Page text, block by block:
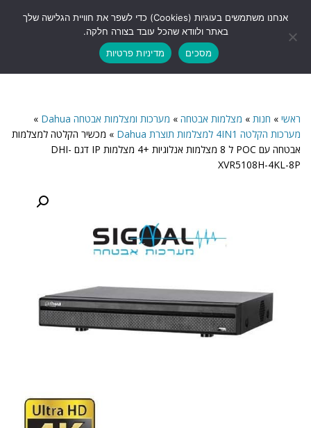
תפריט
ראשי » חנות » מצלמות אבטחה » מערכות ומצלמות אבטחה Dahua
»
מערכות הקלטה 4IN1 למצלמות תוצרת Dahua
» מכשיר הקלטה למצלמות
אבטחה עם POC ל 8 מצלמות אנלוגיות +4 מצלמות IP דגם DHI-
XVR5108H-4KL-8P
אנחנו משתמשים בעוגיות (Cookies) כדי לשפר את חוויית הגלישה שלך
באתר ולוודא שהכל עובד בצורה חלקה.
מסכים
מדיניות פרטיות